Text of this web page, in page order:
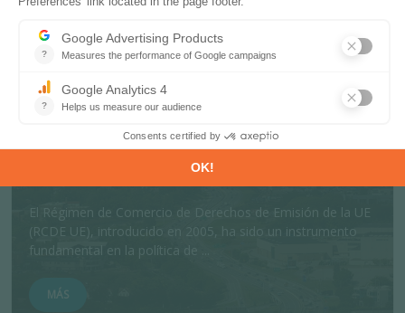
27 NOVIEMBRE 2025
Previsión del precio del carbono en el
marco del RCDE UE2
El Régimen de Comercio de Derechos de Emisión de la UE
(RCDE UE), introducido en 2005, ha sido un instrumento
fundamental en la política de ...
MÁS